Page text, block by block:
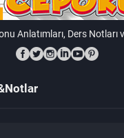
Anlatımları, Ders Notları